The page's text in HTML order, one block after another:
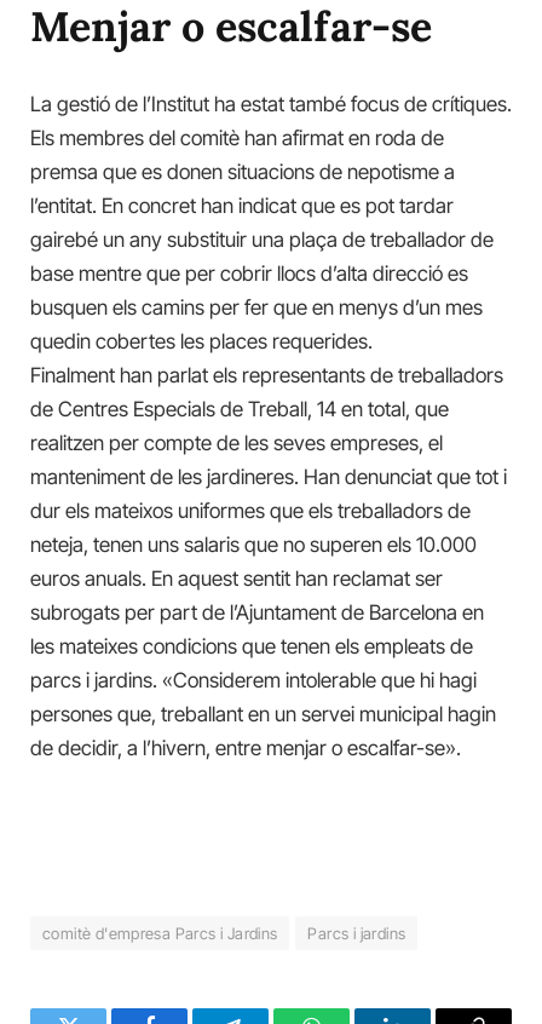
Menjar o escalfar-se
La gestió de l’Institut ha estat també focus de crítiques.
Els membres del comitè han afirmat en roda de
premsa que es donen situacions de nepotisme a
l’entitat. En concret han indicat que es pot tardar
gairebé un any substituir una plaça de treballador de
base mentre que per cobrir llocs d’alta direcció es
busquen els camins per fer que en menys d’un mes
quedin cobertes les places requerides.
Finalment han parlat els representants de treballadors
de Centres Especials de Treball, 14 en total, que
realitzen per compte de les seves empreses, el
manteniment de les jardineres. Han denunciat que tot i
dur els mateixos uniformes que els treballadors de
neteja, tenen uns salaris que no superen els 10.000
euros anuals. En aquest sentit han reclamat ser
subrogats per part de l’Ajuntament de Barcelona en
les mateixes condicions que tenen els empleats de
parcs i jardins. «Considerem intolerable que hi hagi
persones que, treballant en un servei municipal hagin
de decidir, a l’hivern, entre menjar o escalfar-se».
comitè d'empresa Parcs i Jardins Parcs i jardins